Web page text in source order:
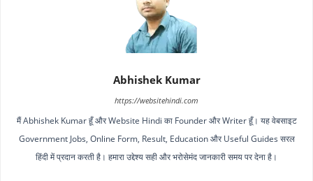
Abhishek Kumar
https://websitehindi.com
मैं Abhishek Kumar हूँ और Website Hindi का Founder और Writer हूँ। यह वेबसाइट
Government Jobs, Online Form, Result, Education और Useful Guides सरल
हिंदी में प्रदान करती है। हमारा उद्देश्य सही और भरोसेमंद जानकारी समय पर देना है।